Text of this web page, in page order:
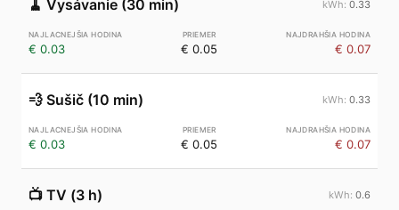
🧹 Vysávanie (30 min) 0.33
€ 0.03 € 0.05 € 0.07
💨 Sušič (10 min) 0.33
€ 0.03 € 0.05 € 0.07
📺 TV (3 h) 0.6